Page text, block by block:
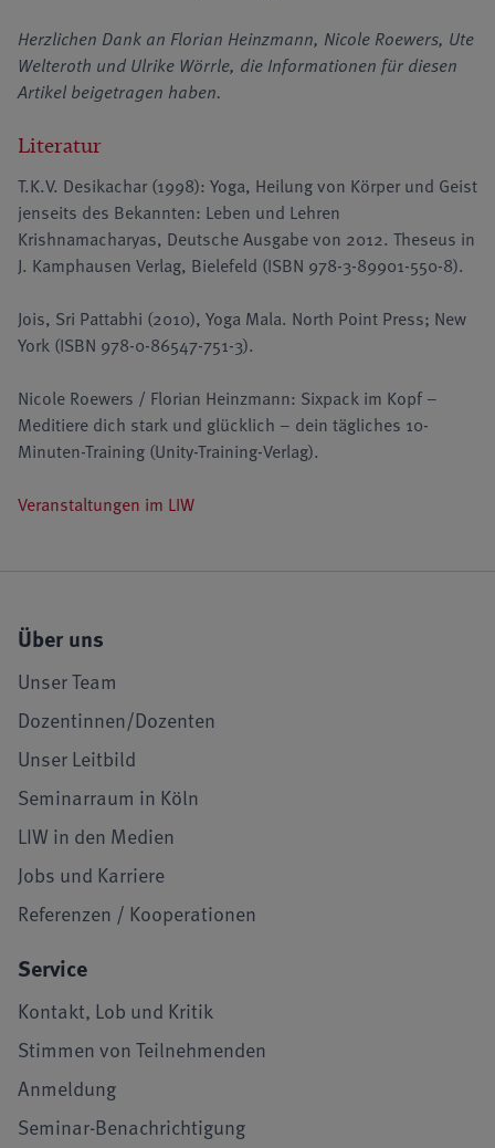
Herzlichen Dank an Florian Heinzmann, Nicole Roewers, Ute
Welteroth und Ulrike Wörrle, die Informationen für diesen
Artikel beigetragen haben.
Literatur
T.K.V. Desikachar (1998): Yoga, Heilung von Körper und Geist
jenseits des Bekannten: Leben und Lehren
Krishnamacharyas, Deutsche Ausgabe von 2012. Theseus in
J. Kamphausen Verlag, Bielefeld (ISBN 978-3-89901-550-8).
Jois, Sri Pattabhi (2010), Yoga Mala. North Point Press; New
York (ISBN 978-0-86547-751-3).
Nicole Roewers / Florian Heinzmann: Sixpack im Kopf –
Meditiere dich stark und glücklich – dein tägliches 10-
Minuten-Training (Unity-Training-Verlag).
Veranstaltungen im LIW
Über uns
Unser Team
Dozentinnen/Dozenten
Unser Leitbild
Seminarraum in Köln
LIW in den Medien
Jobs und Karriere
Referenzen / Kooperationen
Service
Kontakt, Lob und Kritik
Stimmen von Teilnehmenden
Anmeldung
Seminar-Benachrichtigung